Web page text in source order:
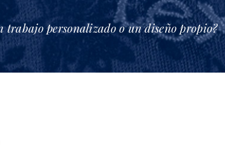
trabajo personalizado o un diseño propio?